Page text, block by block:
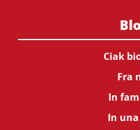
Ciak
Fra
In
In